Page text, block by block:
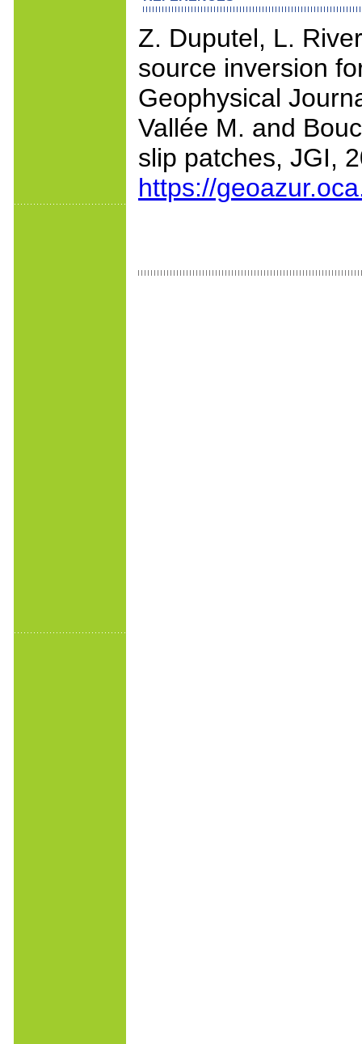
Z. Duputel, L.
source inversion
Geophysical
Vallée M. and
slip patches, JGI,
https://